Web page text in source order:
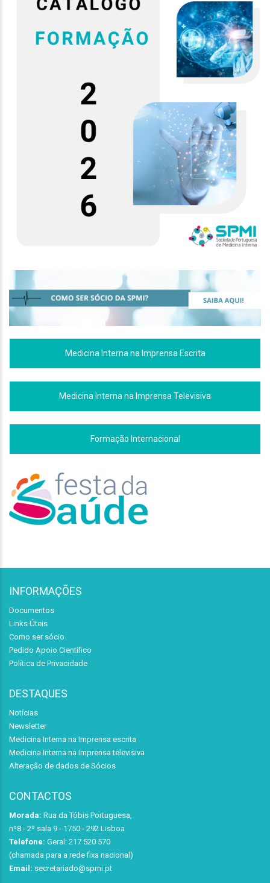
Medicina Interna na Imprensa Escrita
Medicina Interna na Imprensa Televisiva
Formação Internacional
INFORMAÇÕES
Documentos
Links Úteis
Como ser sócio
Pedido Apoio Científico
Política de Privacidade
DESTAQUES
Notícias
Newsletter
Medicina Interna na Imprensa escrita
Medicina Interna na Imprensa televisiva
Alteração de dados de Sócios
CONTACTOS
Morada: Rua da Tóbis Portuguesa,
nº8 - 2º sala 9 - 1750 - 292 Lisboa
Telefone: Geral: 217 520 570
(chamada para a rede fixa nacional)
Email: secretariado@spmi.pt